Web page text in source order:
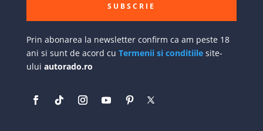
SUBSCRIE
Prin abonarea la newsletter confirm ca am peste 18
ani si sunt de acord cu Termenii si conditiilesite-
ului autorado.ro